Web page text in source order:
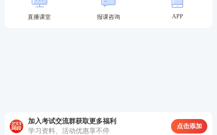
直播课堂 报课咨询 APP
加入考试交流群获取更多福利
学习资料、活动优惠享不停
点击添加